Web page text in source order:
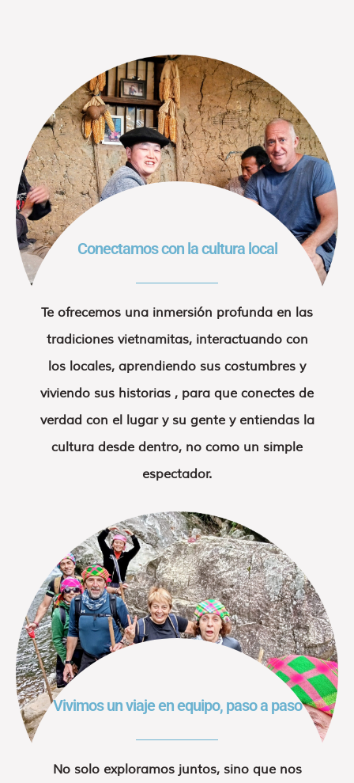
Conectamos con la cultura local
Te ofrecemos una inmersión profunda en las
tradiciones vietnamitas, interactuando con
los locales, aprendiendo sus costumbres y
viviendo sus historias , para que conectes de
verdad con el lugar y su gente y entiendas la
cultura desde dentro, no como un simple
espectador.
Vivimos un viaje en equipo, paso a paso
No solo exploramos juntos, sino que nos